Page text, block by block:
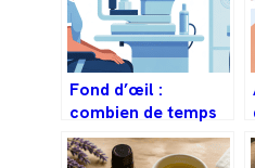
Fond d’œil :
combien de temps
sans voir et
comment bien se